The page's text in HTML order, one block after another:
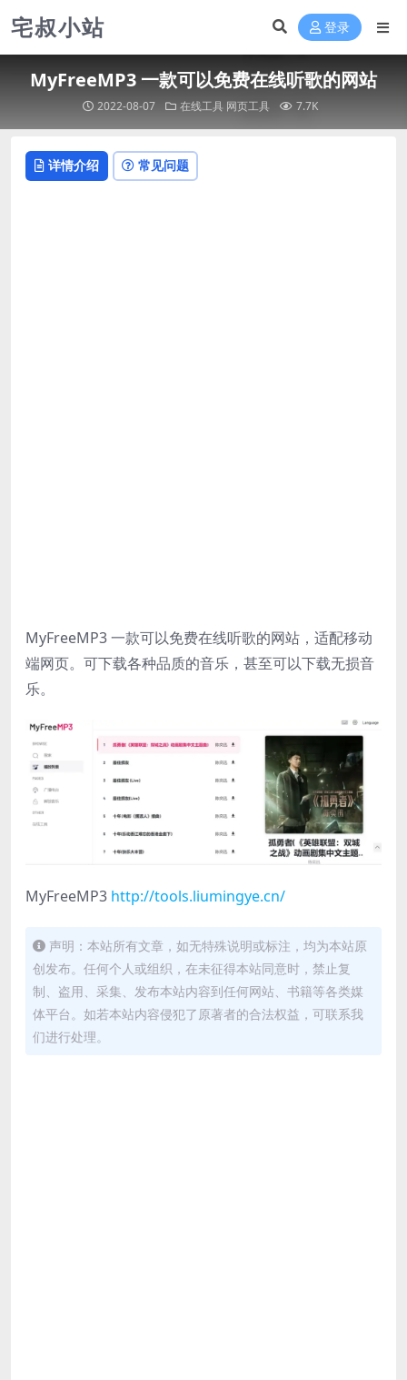
宅叔小站 登录
MyFreeMP3 一款可以免费在线听歌的网站
2022-08-07 在线工具 网页工具 7.7K
详情介绍 常见问题
MyFreeMP3 一款可以免费在线听歌的网站，适配移动
端网页。可下载各种品质的音乐，甚至可以下载无损音
乐。
MyFreeMP3 http://tools.liumingye.cn/
声明：本站所有文章，如无特殊说明或标注，均为本站原
创发布。任何个人或组织，在未征得本站同意时，禁止复
制、盗用、采集、发布本站内容到任何网站、书籍等各类媒
体平台。如若本站内容侵犯了原著者的合法权益，可联系我
们进行处理。